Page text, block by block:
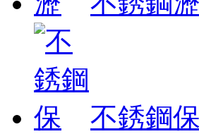
不銹鋼保